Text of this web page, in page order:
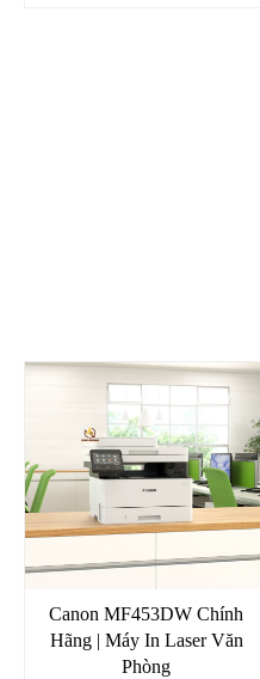
Canon MF453DW Chính
Hãng | Máy In Laser Văn
Phòng